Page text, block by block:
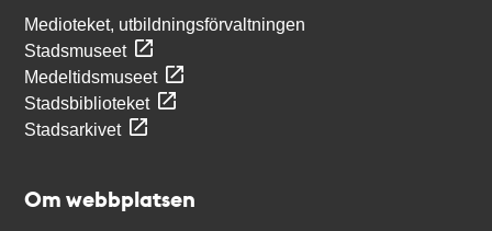
Medioteket, utbildningsförvaltningen
Stadsmuseet
Medeltidsmuseet
Stadsbiblioteket
Stadsarkivet
Om webbplatsen